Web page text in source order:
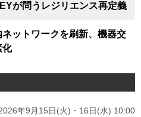
が問うレジリエンス再定義
ットワークを刷新、機器交
化
年9月15日(火)・16日(水) 10:00